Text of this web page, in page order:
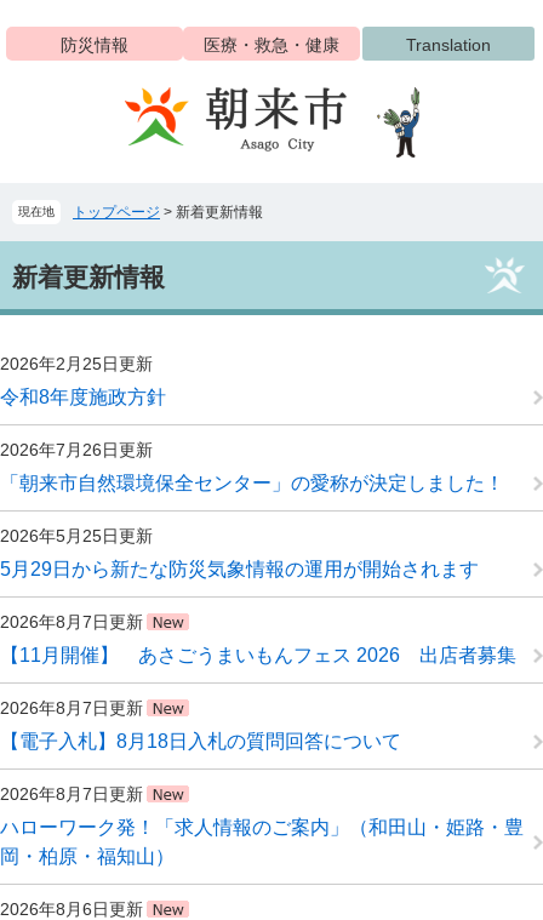
ジ
ュ
本
文
へ
防災情報 医療・救急・健康 Translation
現在地 トップページ > 新着更新情報
文新着更新情報
2026年2月25日更新
令和8年度施政方針
2026年7月26日更新
「朝来市自然環境保全センター」の愛称が決定しました！
2026年5月25日更新
5月29日から新たな防災気象情報の運用が開始されます
2026年8月7日更新
【11月開催】 あさごうまいもんフェス 2026 出店者募集
2026年8月7日更新
【電子入札】8月18日入札の質問回答について
2026年8月7日更新
ハローワーク発！「求人情報のご案内」（和田山・姫路・豊
岡・柏原・福知山）
2026年8月6日更新